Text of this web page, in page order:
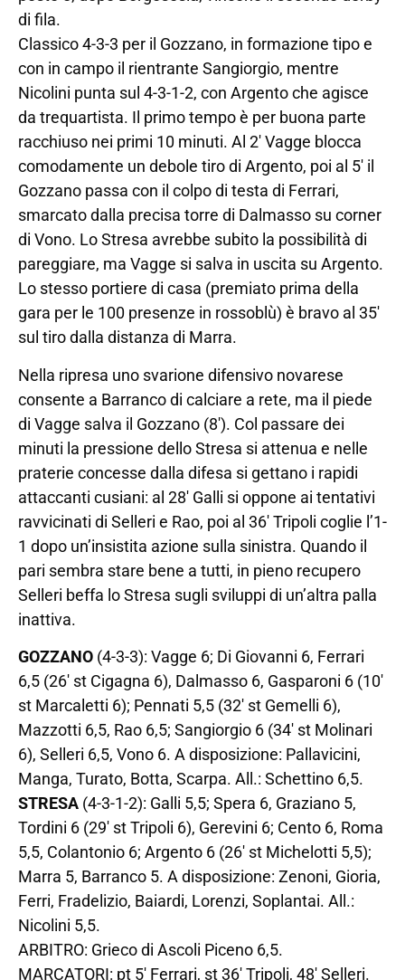
di fila.
Classico 4-3-3 per il Gozzano, in formazione tipo e
con in campo il rientrante Sangiorgio, mentre
Nicolini punta sul 4-3-1-2, con Argento che agisce
da trequartista. Il primo tempo è per buona parte
racchiuso nei primi 10 minuti. Al 2′ Vagge blocca
comodamente un debole tiro di Argento, poi al 5′ il
Gozzano passa con il colpo di testa di Ferrari,
smarcato dalla precisa torre di Dalmasso su corner
di Vono. Lo Stresa avrebbe subito la possibilità di
pareggiare, ma Vagge si salva in uscita su Argento.
Lo stesso portiere di casa (premiato prima della
gara per le 100 presenze in rossoblù) è bravo al 35′
sul tiro dalla distanza di Marra.
Nella ripresa uno svarione difensivo novarese
consente a Barranco di calciare a rete, ma il piede
di Vagge salva il Gozzano (8′). Col passare dei
minuti la pressione dello Stresa si attenua e nelle
praterie concesse dalla difesa si gettano i rapidi
attaccanti cusiani: al 28′ Galli si oppone ai tentativi
ravvicinati di Selleri e Rao, poi al 36′ Tripoli coglie l’1-
1 dopo un’insistita azione sulla sinistra. Quando il
pari sembra stare bene a tutti, in pieno recupero
Selleri beffa lo Stresa sugli sviluppi di un’altra palla
inattiva.
GOZZANO (4-3-3): Vagge 6; Di Giovanni 6, Ferrari
6,5 (26′ st Cigagna 6), Dalmasso 6, Gasparoni 6 (10′
st Marcaletti 6); Pennati 5,5 (32′ st Gemelli 6),
Mazzotti 6,5, Rao 6,5; Sangiorgio 6 (34′ st Molinari
6), Selleri 6,5, Vono 6. A disposizione: Pallavicini,
Manga, Turato, Botta, Scarpa. All.: Schettino 6,5.
STRESA (4-3-1-2): Galli 5,5; Spera 6, Graziano 5,
Tordini 6 (29′ st Tripoli 6), Gerevini 6; Cento 6, Roma
5,5, Colantonio 6; Argento 6 (26′ st Michelotti 5,5);
Marra 5, Barranco 5. A disposizione: Zenoni, Gioria,
Ferri, Fradelizio, Baiardi, Lorenzi, Soplantai. All.:
Nicolini 5,5.
ARBITRO: Grieco di Ascoli Piceno 6,5.
MARCATORI: pt 5′ Ferrari, st 36′ Tripoli, 48′ Selleri.